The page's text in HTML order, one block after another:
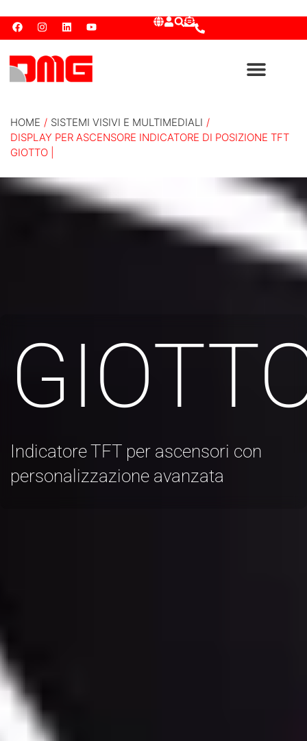
HOME / SISTEMI VISIVI E MULTIMEDIALI /
DISPLAY PER ASCENSORE INDICATORE DI POSIZIONE TFT
GIOTTO |
Indicatore TFT per ascensori con
personalizzazione avanzata